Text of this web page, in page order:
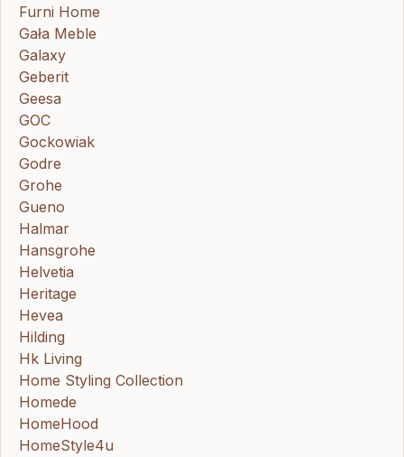
Furni Home
Gała Meble
Galaxy
Geberit
Geesa
GOC
Gockowiak
Godre
Grohe
Gueno
Halmar
Hansgrohe
Helvetia
Heritage
Hevea
Hilding
Hk Living
Home Styling Collection
Homede
HomeHood
HomeStyle4u